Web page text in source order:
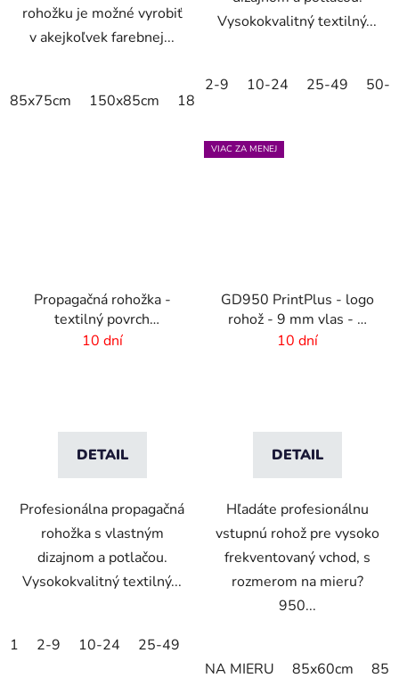
rohožku je možné vyrobiť
v akejkoľvek farebnej...
85x75cm 150x85cm 180x115cm
Vysokokvalitný textilný...
2-9 10-24 25-49 50-
Propagačná rohožka -
textilný povrch
-150x300cm
10 dní
DETAIL
Profesionálna propagačná
rohožka s vlastným
dizajnom a potlačou.
Vysokokvalitný textilný...
1 2-9 10-24 25-49
VIAC ZA MENEJ
GD950 PrintPlus - logo
rohož - 9 mm vlas - 2
cm gumový okraj
10 dní
DETAIL
Hľadáte profesionálnu
vstupnú rohož pre vysoko
frekventovaný vchod, s
rozmerom na mieru?
950...
NA MIERU 85x60cm